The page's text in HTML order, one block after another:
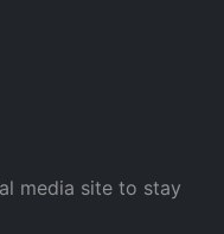
media site to stay